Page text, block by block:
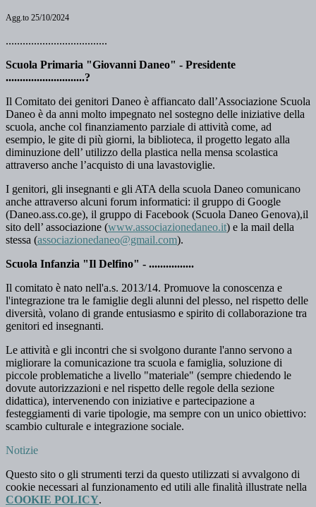
Agg.to 25/10/2024
....................................
Scuola Primaria "Giovanni Daneo" - Presidente
............................?
Il Comitato dei genitori Daneo è affiancato dall’Associazione Scuola
Daneo è da anni molto impegnato nel sostegno delle iniziative della
scuola, anche col finanziamento parziale di attività come, ad
esempio, le gite di più giorni, la biblioteca, il progetto legato alla
diminuzione dell’ utilizzo della plastica nella mensa scolastica
attraverso anche l’acquisto di una lavastoviglie.
I genitori, gli insegnanti e gli ATA della scuola Daneo comunicano
anche attraverso alcuni forum informatici: il gruppo di Google
(Daneo.ass.co.ge), il gruppo di Facebook (Scuola Daneo Genova),il
sito dell’ associazione (www.associazionedaneo.it) e la mail della
stessa (associazionedaneo@gmail.com).
Scuola Infanzia "Il Delfino" - ................
Il comitato è nato nell'a.s. 2013/14. Promuove la conoscenza e
l'integrazione tra le famiglie degli alunni del plesso, nel rispetto delle
diversità, volano di grande entusiasmo e spirito di collaborazione tra
genitori ed insegnanti.
Le attività e gli incontri che si svolgono durante l'anno servono a
migliorare la comunicazione tra scuola e famiglia, soluzione di
piccole problematiche a livello "materiale" (sempre chiedendo le
dovute autorizzazioni e nel rispetto delle regole della sezione
didattica), intervenendo con iniziative e partecipazione a
festeggiamenti di varie tipologie, ma sempre con un unico obiettivo:
scambio culturale e integrazione sociale.
Notizie
Questo sito o gli strumenti terzi da questo utilizzati si avvalgono di
cookie necessari al funzionamento ed utili alle finalità illustrate nella
COOKIE POLICY.